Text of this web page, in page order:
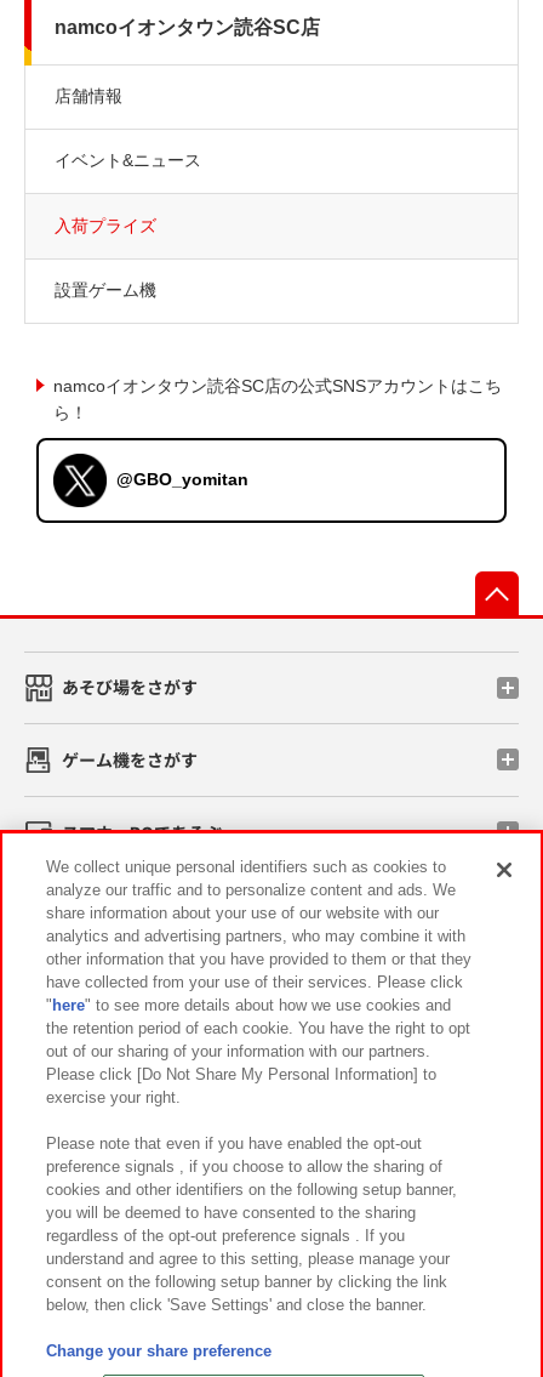
namcoイオンタウン読谷SC店
店舗情報
イベント&ニュース
入荷プライズ
設置ゲーム機
namcoイオンタウン読谷SC店の公式SNSアカウントはこち
ら！
@GBO_yomitan
あそび場をさがす
ゲーム機をさがす
スマホ・PCであそぶ
イベント・キャンペーン
関連会社 サステナビリティ サイトポリシー
プライバシーポリシー ウェブアクセシビリティ方針と検証結果
お取引先さまとともに
カスタマーハラスメント対応方針 よくあるご質問・お問い合わせ
©Bandai Namco Amusement Inc.
©Bandai Namco Amusement Lab Inc.
We collect unique personal identifiers such as cookies to
analyze our traffic and to personalize content and ads. We
share information about your use of our website with our
analytics and advertising partners, who may combine it with
other information that you have provided to them or that they
have collected from your use of their services. Please click
" here" to see more details about how we use cookies and
the retention period of each cookie. You have the right to opt
out of our sharing of your information with our partners.
Please click [Do Not Share My Personal Information] to
exercise your right.
Please note that even if you have enabled the opt-out
preference signals , if you choose to allow the sharing of
cookies and other identifiers on the following setup banner,
you will be deemed to have consented to the sharing
regardless of the opt-out preference signals . If you
understand and agree to this setting, please manage your
consent on the following setup banner by clicking the link
below, then click 'Save Settings' and close the banner.
Change your share preference